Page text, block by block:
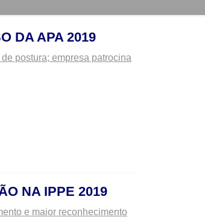
DA APA 2019
postura; empresa patrocina
NA IPPE 2019
e maior reconhecimento